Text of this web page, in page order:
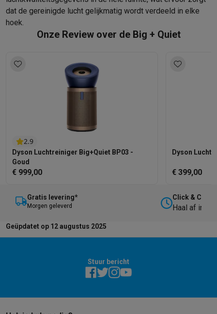
dat de gereinigde lucht gelijkmatig wordt verdeeld in elke
hoek.
Onze Review over de Big + Quiet
2.9
Dyson Luchtreiniger Big+Quiet BP03 -
Goud
€ 999,00
Dyson
€ 399,00
Gratis levering*
M orgen geleverd
Click &
Haal af in
Geüpdatet op 12 augustus 2025
Stuur bericht